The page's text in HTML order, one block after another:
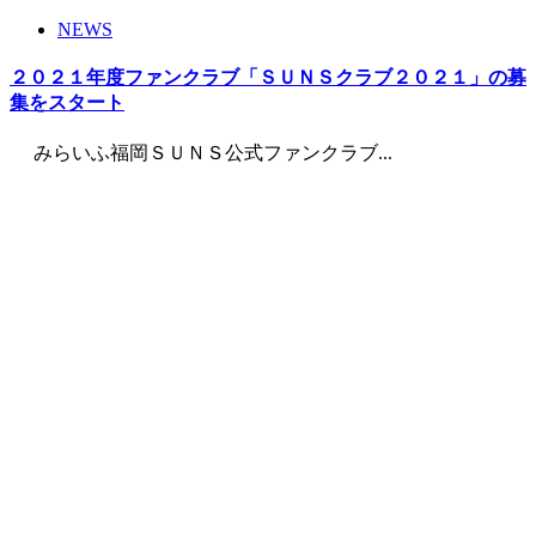
NEWS
２０２１年度ファンクラブ「ＳＵＮＳクラブ２０２１」の募
集をスタート
みらいふ福岡ＳＵＮＳ公式ファンクラブ...